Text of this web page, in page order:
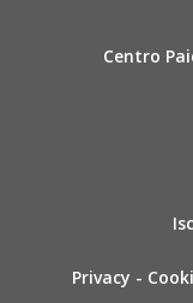
Centro
Privacy -